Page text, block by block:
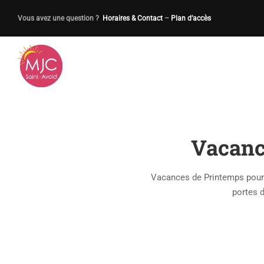
Vous avez une question ? Horaires & Contact – Plan d’accès
Vacances de Printemps
portes